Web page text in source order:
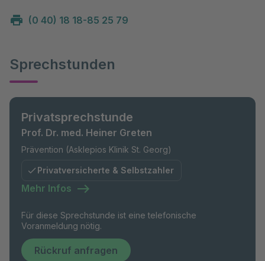
(0 40) 18 18-85 25 79
Sprechstunden
Privatsprechstunde
Prof. Dr. med. Heiner Greten
Prävention (Asklepios Klinik St. Georg)
Privatversicherte & Selbstzahler
Mehr Infos
Für diese Sprechstunde ist eine telefonische
Voranmeldung nötig.
Rückruf anfragen